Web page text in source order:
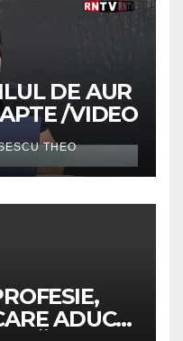
DE AUR
/VIDEO
THEO
ADUC